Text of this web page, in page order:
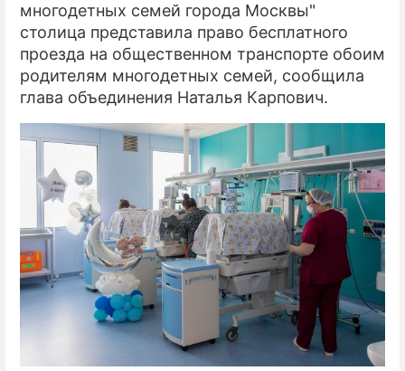
многодетных семей города Москвы"
столица представила право бесплатного
проезда на общественном транспорте обоим
родителям многодетных семей, сообщила
глава объединения Наталья Карпович.